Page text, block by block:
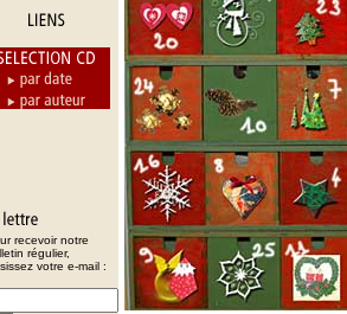
recevoir notre
régulier,
votre e-mail :